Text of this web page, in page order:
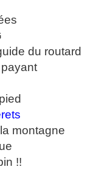
du routard
montagne
!!